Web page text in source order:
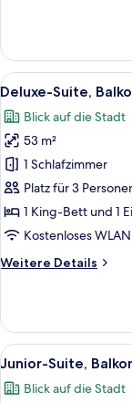
Suite,
Balkon,
Stadtblick
Alle
Fotos
für
Deluxe-
Suite,
Balkon
anzeigen
9
Deluxe-Suite,
Blick auf die Stadt
53 m²
1 Schlafzimmer
Platz für 3
1 King-Bett und 1
Kostenloses WLAN
Weitere Details
Weitere
Suite,
Balkon
Alle
Fotos
für
12
Junior-Suite,
Blick auf die Stadt